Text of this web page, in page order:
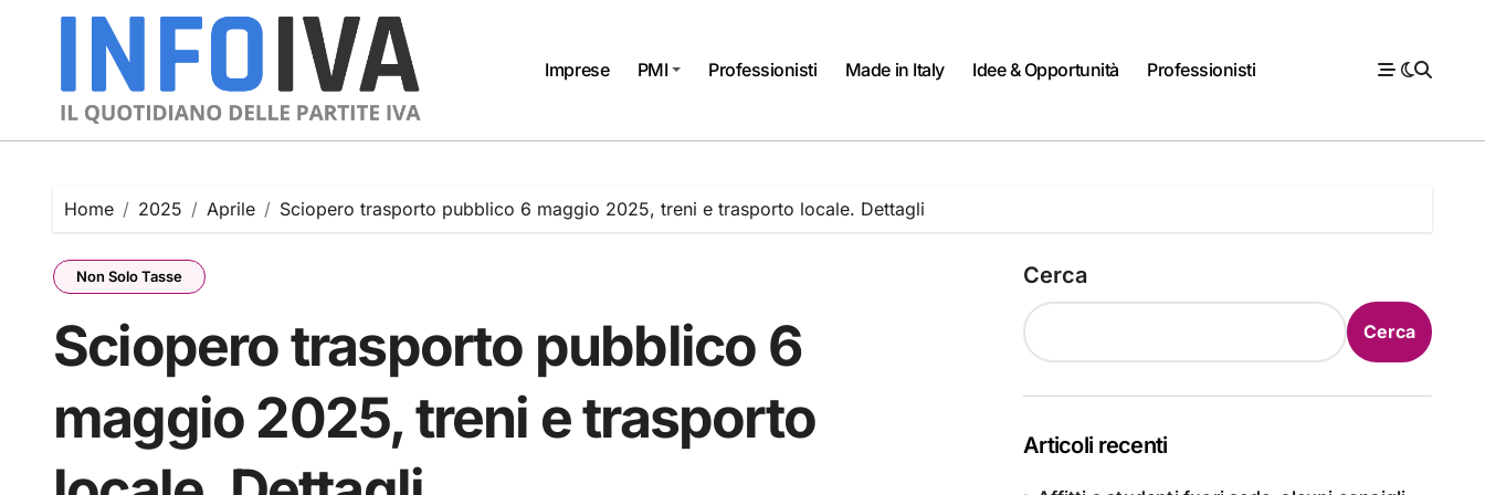
Imprese PMI Professionisti Made in Italy Idee & Opportunità Professionisti
Home 2025 Aprile Sciopero trasporto pubblico 6 maggio 2025, treni e trasporto locale. Dettagli
Non Solo Tasse
Sciopero trasporto pubblico 6
maggio 2025, treni e trasporto
Cerca
Cerca
Articoli recenti